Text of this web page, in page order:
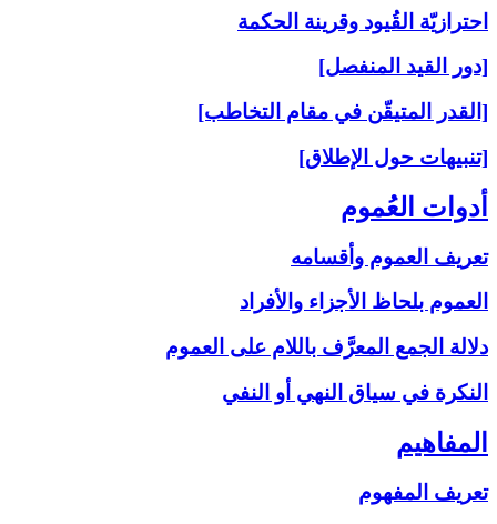
احترازيّة القُيود وقرينة الحكمة
[دور القيد المنفصل]
[القدر المتيقّن في مقام التخاطب]
[تنبيهات حول الإطلاق]
أدوات العُموم
تعريف العموم وأقسامه
العموم بلحاظ الأجزاء والأفراد
دلالة الجمع المعرَّف باللام على‏ العموم
النكرة في سياق النهي أو النفي
المفاهيم‏
تعريف المفهوم